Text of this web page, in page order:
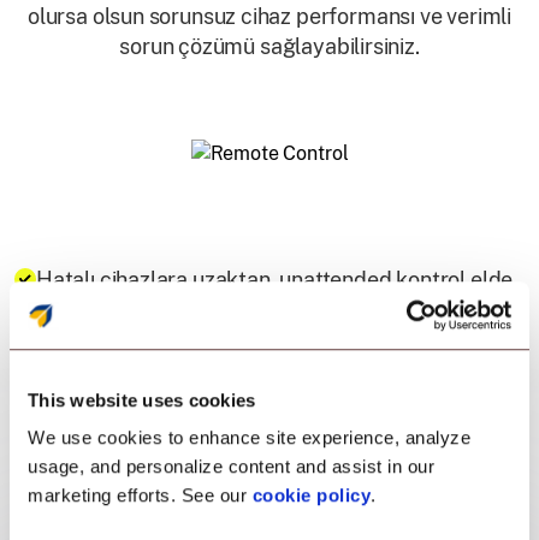
This website uses cookies
We use cookies to enhance site experience, analyze
usage, and personalize content and assist in our
marketing efforts. See our cookie policy.
olursa olsun sorunsuz cihaz performansı ve verimli
sorun çözümü sağlayabilirsiniz.
Hatalı cihazlara uzaktan, unattended kontrol elde
edin.
Entegrasyonlarınızla senkronize edin.
Hataların ekran görüntülerini yakalayın ve ekran
kaydına başlayın.